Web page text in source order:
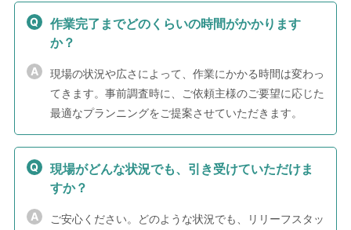
作業完了までどのくらいの時間がかかります
か？
現場の状況や広さによって、作業にかかる時間は変わっ
てきます。事前調査時に、ご依頼主様のご要望に応じた
最適なプランニングをご提案させていただきます。
現場がどんな状況でも、引き受けていただけま
すか？
ご安心ください。どのような状況でも、リリーフスタッ